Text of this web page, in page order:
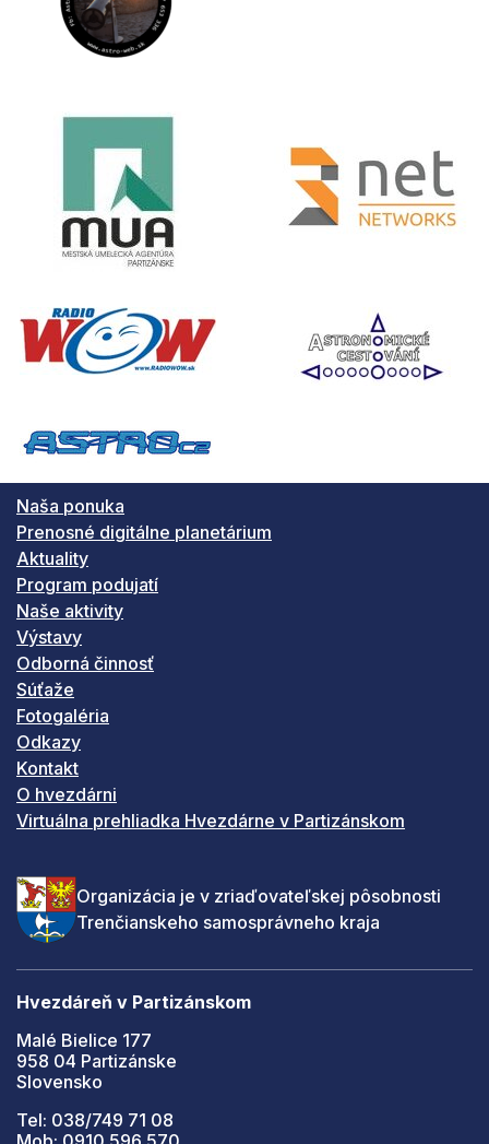
Naša ponuka
Prenosné digitálne planetárium
Aktuality
Program podujatí
Naše aktivity
Výstavy
Odborná činnosť
Súťaže
Fotogaléria
Odkazy
Kontakt
O hvezdárni
Virtuálna prehliadka Hvezdárne v Partizánskom
Organizácia je v zriaďovateľskej pôsobnosti
Trenčianskeho samosprávneho kraja
Hvezdáreň v Partizánskom
Malé Bielice 177
958 04 Partizánske
Slovensko
Tel: 038/749 71 08